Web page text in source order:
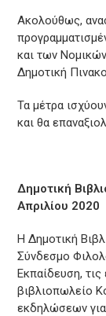
Ακολούθως,
και των
Δημοτική
Τα μέτρα
και θα
Δημοτική
Απριλίου 2020
Η Δημοτική
Σύνδεσμο
Εκπαίδευση,
βιβλιοπωλείο
εκδηλώσεων για